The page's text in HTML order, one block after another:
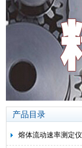
产品目录
熔体流动速率测定仪